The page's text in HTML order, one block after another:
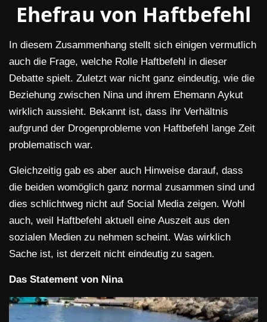
Ehefrau von Haftbefehl
In diesem Zusammenhang stellt sich einigen vermutlich
auch die Frage, welche Rolle Haftbefehl in dieser
Debatte spielt. Zuletzt war nicht ganz eindeutig, wie die
Beziehung zwischen Nina und ihrem Ehemann Aykut
wirklich aussieht. Bekannt ist, dass ihr Verhältnis
aufgrund der Drogenprobleme von Haftbefehl lange Zeit
problematisch war.
Gleichzeitig gab es aber auch Hinweise darauf, dass
die beiden womöglich ganz normal zusammen sind und
dies schlichtweg nicht auf Social Media zeigen. Wohl
auch, weil Haftbefehl aktuell eine Auszeit aus den
sozialen Medien zu nehmen scheint. Was wirklich
Sache ist, ist derzeit nicht eindeutig zu sagen.
Das Statement von Nina